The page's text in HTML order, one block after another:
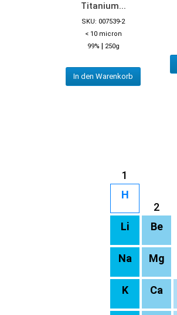
Titanium...
SKU: 007539-2
< 10 micron
99% | 250g
In den Warenkorb
1
H
2
Li Be
Na
Mg
K Ca